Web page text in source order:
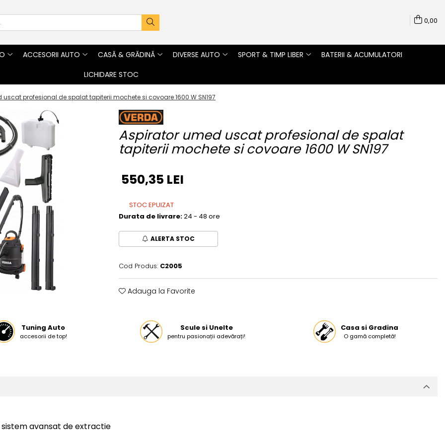
0,00
ACCESORII AUTO CASĂ & GRĂDINĂ DIVERSE AUTO SPORT & TIMP LIBER
BATERII & ACUMULATORI
LICHIDARE STOC
uscat profesional de spalat tapiterii mochete si covoare 1600 W SN197
Aspirator umed uscat profesional de spalat
tapiterii mochete si covoare 1600 W SN197
550,35 LEI
STOC EPUIZAT
Durata de livrare:24 - 48 ore
ALERTA STOC
Cod Produs: C2005
Adauga la Favorite
Tuning Auto
accesorii de top!
Scule si Unelte
pentru pasionații adevărați!
Casa si Gradina
O gamă completă!
avansat de extractie